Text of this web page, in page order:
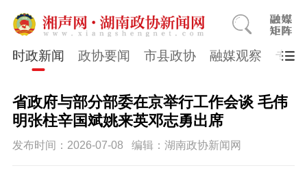
时政新闻 政协要闻 市县政协 融媒观察 专题
省政府与部分部委在京举行工作会谈 毛伟
明张柱辛国斌姚来英邓志勇出席
发布时间：2026-07-08 编辑：湖南政协新闻网